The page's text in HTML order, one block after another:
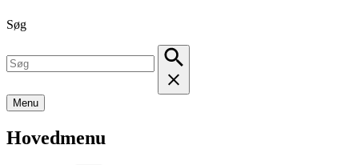
Søg
Menu
Hovedmenu